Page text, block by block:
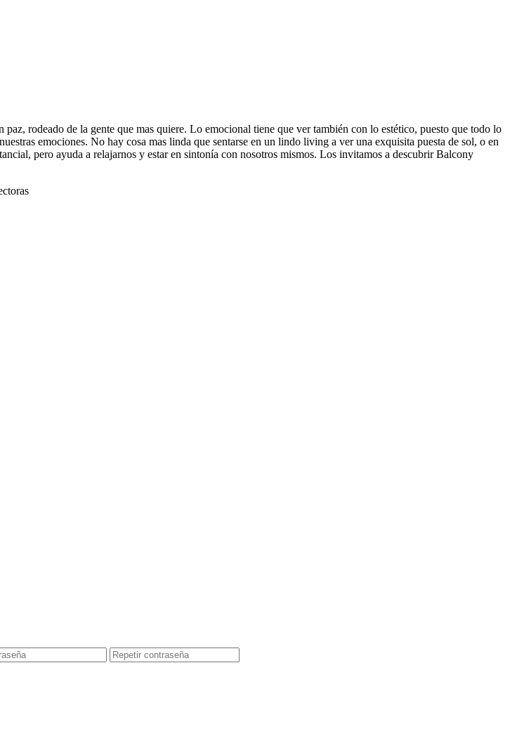
rodeado de la gente que mas quiere. Lo emocional tiene que ver también con lo estético, puesto que todo lo
emociones. No hay cosa mas linda que sentarse en un lindo living a ver una exquisita puesta de sol, o en
pero ayuda a relajarnos y estar en sintonía con nosotros mismos. Los invitamos a descubrir Balcony